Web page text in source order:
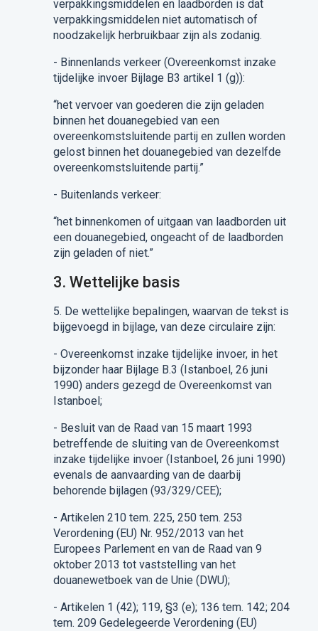
verpakkingsmiddelen en laadborden is dat
verpakkingsmiddelen niet automatisch of
noodzakelijk herbruikbaar zijn als zodanig.
- Binnenlands verkeer (Overeenkomst inzake
tijdelijke invoer Bijlage B3 artikel 1 (g)):
“het vervoer van goederen die zijn geladen
binnen het douanegebied van een
overeenkomstsluitende partij en zullen worden
gelost binnen het douanegebied van dezelfde
overeenkomstsluitende partij.”
- Buitenlands verkeer:
“het binnenkomen of uitgaan van laadborden uit
een douanegebied, ongeacht of de laadborden
zijn geladen of niet.”
3. Wettelijke basis
5. De wettelijke bepalingen, waarvan de tekst is
bijgevoegd in bijlage, van deze circulaire zijn:
- Overeenkomst inzake tijdelijke invoer, in het
bijzonder haar Bijlage B.3 (Istanboe l, 26 juni
1990) anders gezegd de Overeenkomst van
Istanboe ;
- Besluit van de Raad van 15 maart 1993
betreffende de sluiting van de Overeenkomst
inzake tijdelijke invoer ( Istanboel , 26 juni 1990)
evenals de aanvaarding van de daarbij
behorende bijlagen (93/329/CEE);
- Artikelen 210 tem. 225, 250 tem. 253
Verordening (EU) Nr. 952/2013 van het
Europees Parlement en van de Raad van 9
oktober 2013 tot vaststelling van het
douanewetboek van de Unie (DWU);
- Artikelen 1 (42); 119, §3 (e); 136 tem. 142; 204
tem. 209 Gedelegeerde Verordening (EU)